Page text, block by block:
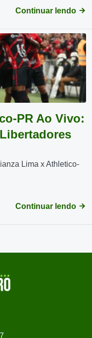
Continuar lendo
PR Ao Vivo:
Lima x Athletico-
Continuar lendo